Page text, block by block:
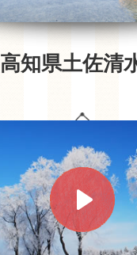
高知県土佐清